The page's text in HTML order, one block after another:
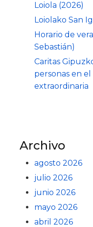
Loiola (2026)
Loiolako San
Horario de
Sebastián)
Caritas
personas en
extraordinaria
Archivo
agosto 2026
julio 2026
junio 2026
mayo 2026
abril 2026